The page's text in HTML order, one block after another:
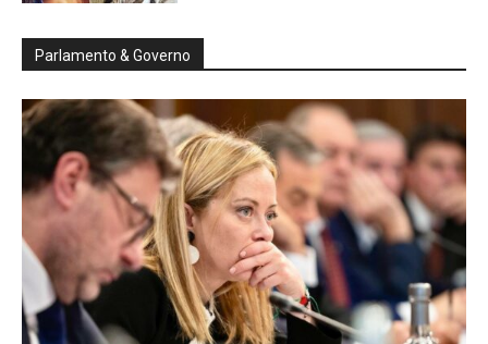
Parlamento & Governo